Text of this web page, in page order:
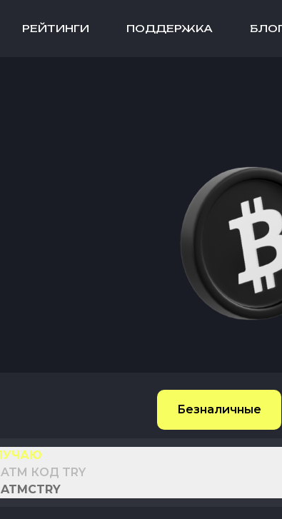
РЕЙТИНГИ ПОДДЕРЖКА
Безналичные
ATM КОД TRY
ATMCTRY